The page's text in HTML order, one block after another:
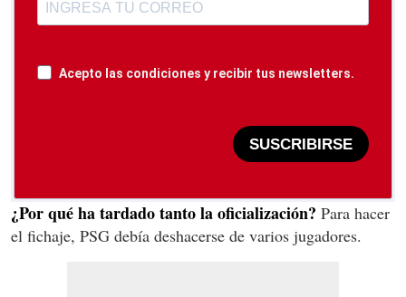
Acepto las condiciones y recibir tus newsletters.
SUSCRIBIRSE
¿Por qué ha tardado tanto la oficialización? Para hacer
el fichaje, PSG debía deshacerse de varios jugadores.